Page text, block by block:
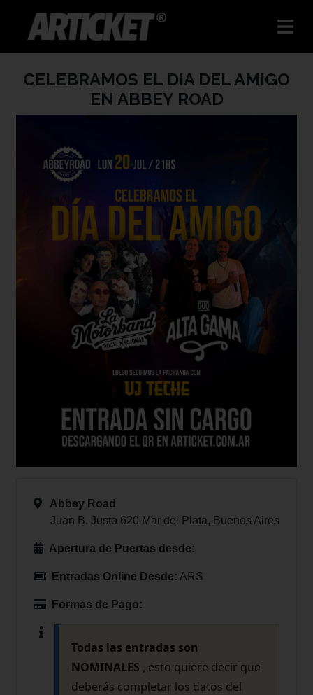
CELEBRAMOS EL DIA DEL AMIGO
EN ABBEY ROAD
Abbey Road
Juan B. Justo 620 Mar del Plata, Buenos Aires
Apertura de Puertas desde:
Entradas Online Desde: ARS
Formas de Pago:
Todas las entradas son
NOMINALES , esto quiere decir que
deberás completar los datos del